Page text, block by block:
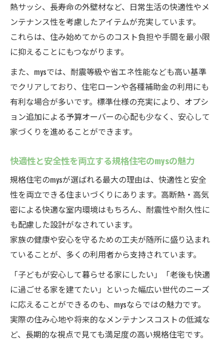
熱サッシ、長寿命の外壁材など、日常生活の快適性やメ
ンテナンス性を考慮したアイテムが充実しています。
これらは、住み始めてからのコスト負担や手間を最小限
に抑えることにもつながります。
また、mysでは、耐震等級や省エネ性能なども高い基準
でクリアしており、住宅ローンや各種補助金の利用にも
有利な場合が多いです。標準仕様の充実により、オプシ
ョン追加による予算オーバーの心配も少なく、安心して
家づくりを進めることができます。
快適性と安全性を両立する規格住宅のmysの魅力
規格住宅のmysが選ばれる最大の理由は、快適性と安全
性を両立できる住まいづくりにあります。高断熱・高気
密による快適な室内環境はもちろん、耐震性や耐久性に
も配慮した設計がなされています。
家族の健康や安心を守るための工夫が随所に盛り込まれ
ていることが、多くの利用者から支持されています。
「子どもが安心して暮らせる家にしたい」「老後も快適
に過ごせる家を建てたい」といった幅広い世代のニーズ
に応えることができるのも、mysならではの魅力です。
実際の住み心地や将来的なメンテナンスコストの低減な
ど、長期的な視点で見ても満足度の高い規格住宅です。